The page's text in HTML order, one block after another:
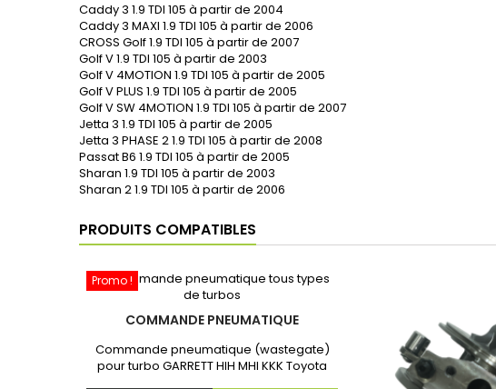
Caddy 3 1.9 TDI 105 à partir de 2004
Caddy 3 MAXI 1.9 TDI 105 à partir de 2006
CROSS Golf 1.9 TDI 105 à partir de 2007
Golf V 1.9 TDI 105 à partir de 2003
Golf V 4MOTION 1.9 TDI 105 à partir de 2005
Golf V PLUS 1.9 TDI 105 à partir de 2005
Golf V SW 4MOTION 1.9 TDI 105 à partir de 2007
Jetta 3 1.9 TDI 105 à partir de 2005
Jetta 3 PHASE 2 1.9 TDI 105 à partir de 2008
Passat B6 1.9 TDI 105 à partir de 2005
Sharan 1.9 TDI 105 à partir de 2003
Sharan 2 1.9 TDI 105 à partir de 2006
PRODUITS COMPATIBLES
Promo !
COMMANDE PNEUMATIQUE
Commande pneumatique (wastegate)
pour turbo GARRETT HIH MHI KKK Toyota